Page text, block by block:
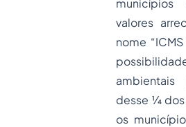
valores
nome
desse ¼
os